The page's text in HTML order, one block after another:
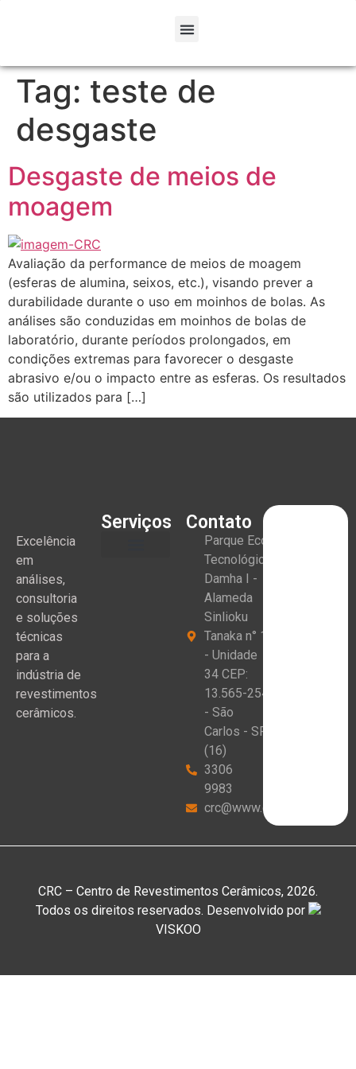
Tag: teste de
desgaste
Desgaste de meios de
moagem
Avaliação da performance de meios de moagem
(esferas de alumina, seixos, etc.), visando prever a
durabilidade durante o uso em moinhos de bolas. As
análises são conduzidas em moinhos de bolas de
laboratório, durante períodos prolongados, em
condições extremas para favorecer o desgaste
abrasivo e/ou o impacto entre as esferas. Os resultados
são utilizados para […]
Excelência
em
análises,
consultoria
e soluções
técnicas
para a
indústria de
revestimentos
cerâmicos.
Serviços Contato
Parque Eco
Tecnológico
Damha I -
Alameda
Sinlioku
Tanaka n° 1
- Unidade
34 CEP:
13.565-254
- São
Carlos - SP
(16)
3306
9983
crc@www.crceram.com.br
CRC – Centro de Revestimentos Cerâmicos, 2026.
Todos os direitos reservados. Desenvolvido por
VISKOO